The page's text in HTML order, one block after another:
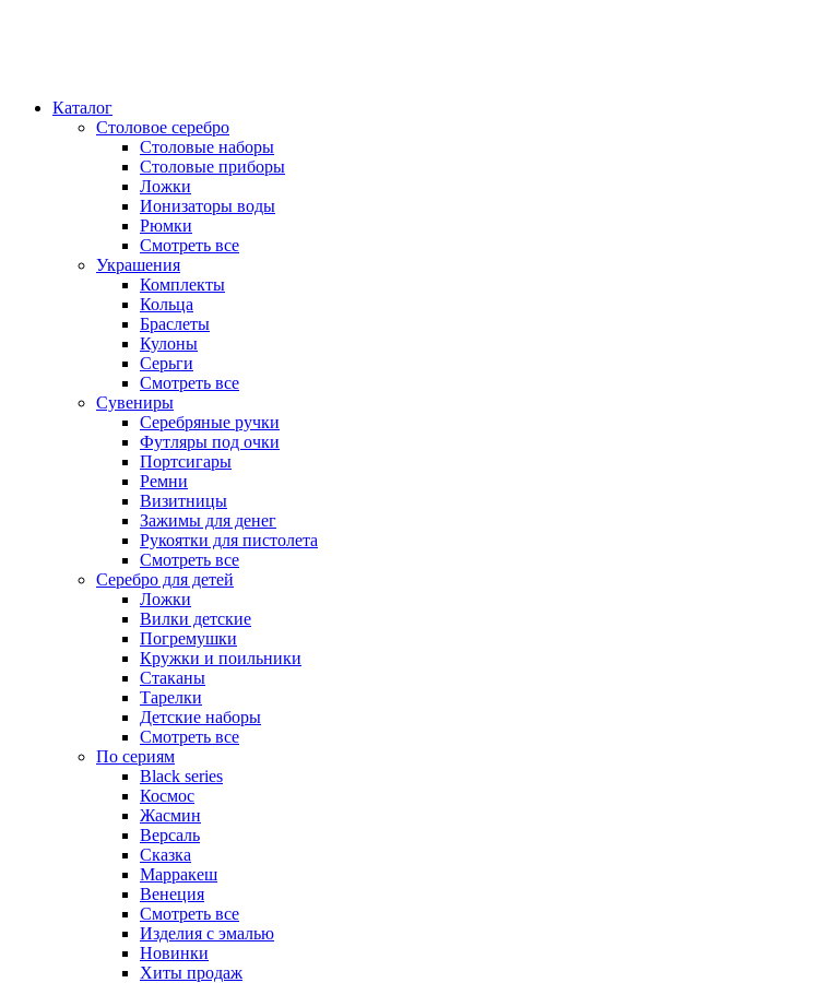
Каталог
Столовое серебро
Столовые наборы
Столовые приборы
Ложки
Ионизаторы воды
Рюмки
Смотреть все
Украшения
Комплекты
Кольца
Браслеты
Кулоны
Серьги
Смотреть все
Сувениры
Серебряные ручки
Футляры под очки
Портсигары
Ремни
Визитницы
Зажимы для денег
Рукоятки для пистолета
Смотреть все
Серебро для детей
Ложки
Вилки детские
Погремушки
Кружки и поильники
Стаканы
Тарелки
Детские наборы
Смотреть все
По сериям
Black series
Космос
Жасмин
Версаль
Сказка
Марракеш
Венеция
Смотреть все
Изделия с эмалью
Новинки
Хиты продаж